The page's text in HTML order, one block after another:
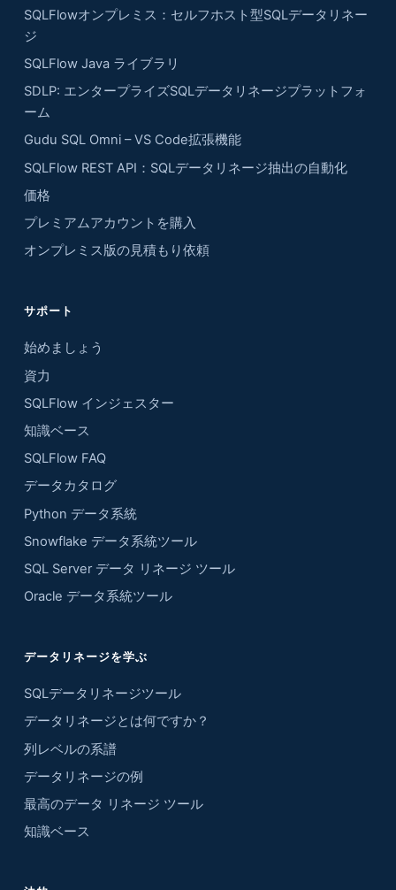
SQLFlowオンプレミス：セルフホスト型SQLデータリネー
ジ
SQLFlow Java ライブラリ
SDLP: エンタープライズSQLデータリネージプラットフォ
ーム
Gudu SQL Omni – VS Code拡張機能
SQLFlow REST API：SQLデータリネージ抽出の自動化
価格
プレミアムアカウントを購入
オンプレミス版の見積もり依頼
サポート
始めましょう
資力
SQLFlow インジェスター
知識ベース
SQLFlow FAQ
データカタログ
Python データ系統
Snowflake データ系統ツール
SQL Server データ リネージ ツール
Oracle データ系統ツール
データリネージを学ぶ
SQLデータリネージツール
データリネージとは何ですか？
列レベルの系譜
データリネージの例
最高のデータ リネージ ツール
知識ベース